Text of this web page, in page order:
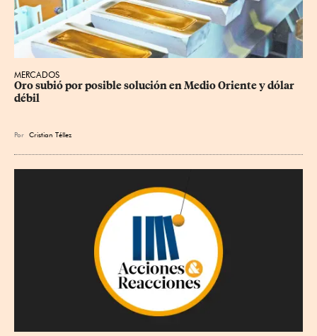
MERCADOS
Oro subió por posible solución en Medio Oriente y dólar
débil
Por Cristian Téllez